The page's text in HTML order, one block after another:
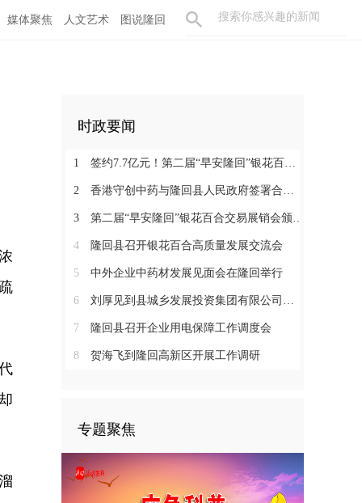
媒体聚焦 人文艺术 图说隆回
时政要闻
1 签约7.7亿元！第二届“早安隆回”银花百合交易展销会开幕
2 香港守创中药与隆回县人民政府签署合作协议 共促中医药产业高质量发展
3 第二届“早安隆回”银花百合交易展销会颁奖大会举行
4 隆回县召开银花百合高质量发展交流会
5 中外企业中药材发展见面会在隆回举行
6 刘厚见到县城乡发展投资集团有限公司调研
7 隆回县召开企业用电保障工作调度会
8 贺海飞到隆回高新区开展工作调研
专题聚焦